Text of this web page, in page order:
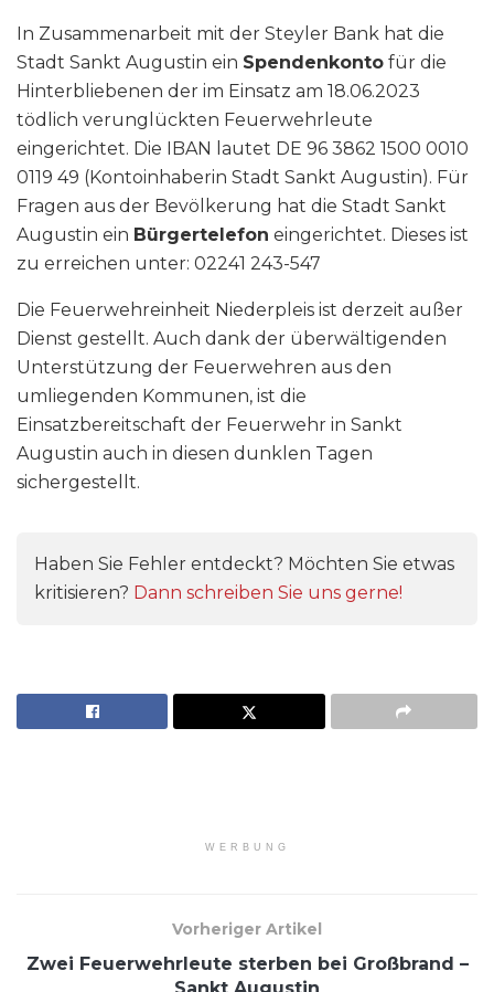
In Zusammenarbeit mit der Steyler Bank hat die
Stadt Sankt Augustin ein Spendenkonto für die
Hinterbliebenen der im Einsatz am 18.06.2023
tödlich verunglückten Feuerwehrleute
eingerichtet. Die IBAN lautet DE 96 3862 1500 0010
0119 49 (Kontoinhaberin Stadt Sankt Augustin). Für
Fragen aus der Bevölkerung hat die Stadt Sankt
Augustin ein Bürgertelefon eingerichtet. Dieses ist
zu erreichen unter: 02241 243-547
Die Feuerwehreinheit Niederpleis ist derzeit außer
Dienst gestellt. Auch dank der überwältigenden
Unterstützung der Feuerwehren aus den
umliegenden Kommunen, ist die
Einsatzbereitschaft der Feuerwehr in Sankt
Augustin auch in diesen dunklen Tagen
sichergestellt.
Haben Sie Fehler entdeckt? Möchten Sie etwas
kritisieren? Dann schreiben Sie uns gerne!
WERBUNG
Vorheriger Artikel
Zwei Feuerwehrleute sterben bei Großbrand –